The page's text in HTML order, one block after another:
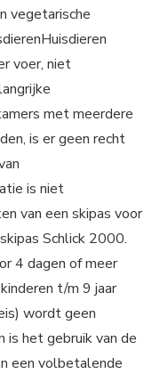
vegetarische
voer, niet
met meerdere
is er geen recht
is niet
van een skipas voor
Schlick 2000.
4 dagen of meer
t/m 9 jaar
wordt geen
is het gebruik van de
een volbetalende